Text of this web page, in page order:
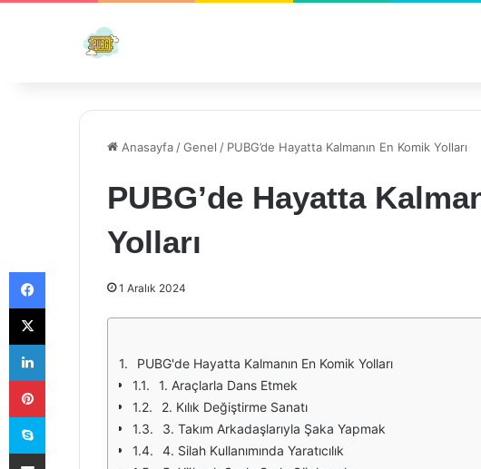
Anasayfa /Genel / PUBG’de Hayatta Kalmanın En Komik Yolları
PUBG’de Hayatta
Yolları
1 Aralık 2024
PUBG'de Hayatta Kalmanın En Komik Yolları
1. Araçlarla Dans Etmek
2. Kılık Değiştirme Sanatı
3. Takım Arkadaşlarıyla Şaka Yapmak
4. Silah Kullanımında Yaratıcılık
Facebook
X
LinkedIn
Pinterest
Skype
E-Posta ile paylaş